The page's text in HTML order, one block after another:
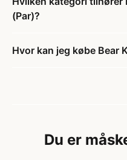
(Par)?
Hvor kan jeg købe Bear
Du er